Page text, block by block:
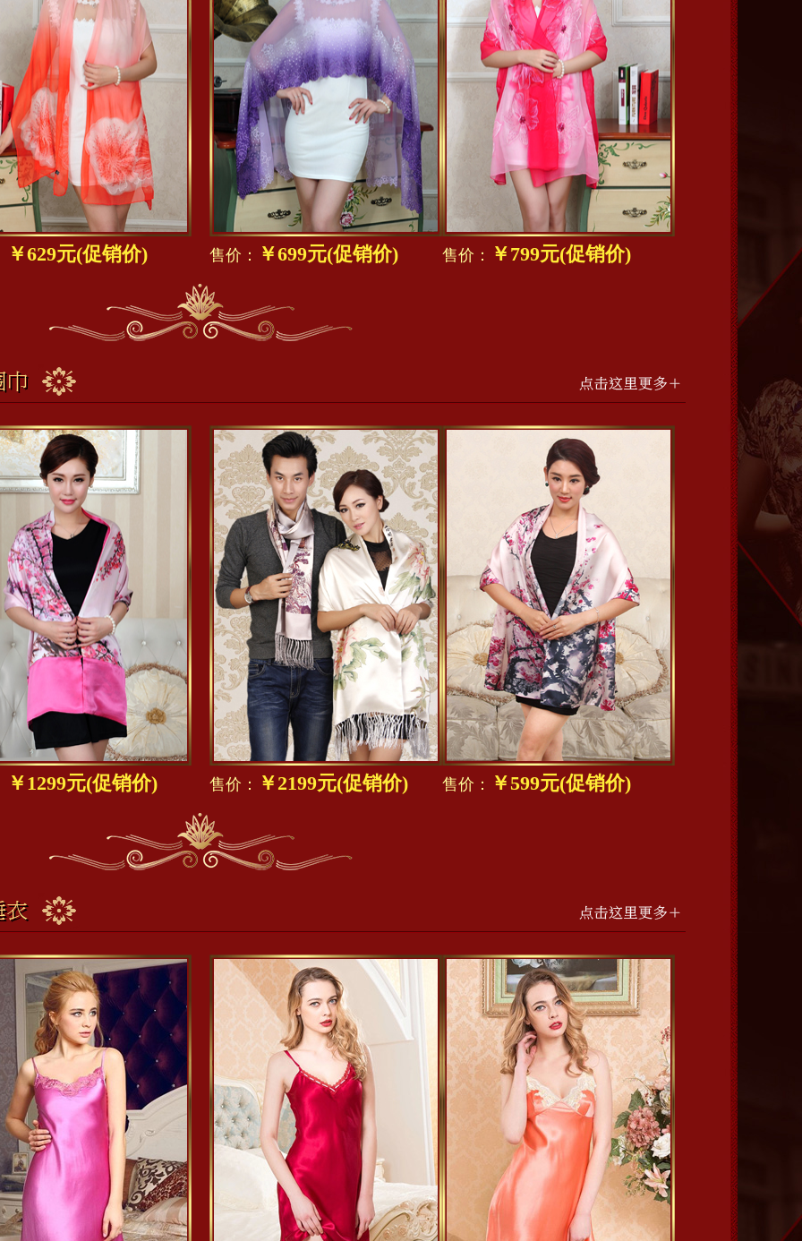
￥629元(促销价) 售价： ￥699元(促销价) 售价： ￥799元(促销价)
￥1299元(促销价) 售价： ￥2199元(促销价) 售价： ￥599元(促销价)